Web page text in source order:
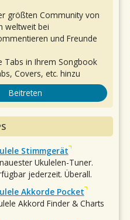
größten Community von
weltweit bei
und Freunde
Tabs in Ihrem Songbook
Covers, etc. hinzu
Beitreten
Stimmgerät
Ukulelen-Tuner.
jederzeit. Überall.
Akkorde Pocket
Akkord Finder & Charts